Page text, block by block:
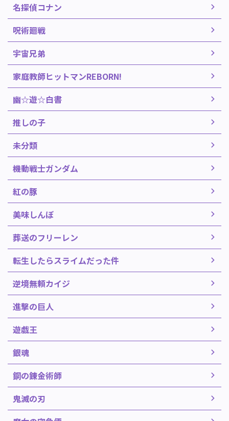
名探偵コナン
呪術廻戦
宇宙兄弟
家庭教師ヒットマンREBORN!
幽☆遊☆白書
推しの子
未分類
機動戦士ガンダム
紅の豚
美味しんぼ
葬送のフリーレン
転生したらスライムだった件
逆境無頼カイジ
進撃の巨人
遊戯王
銀魂
鋼の錬金術師
鬼滅の刃